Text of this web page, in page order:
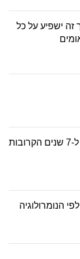
זה ישפיע על כל
כוכב אורנוס בתאומים – תחזית ל-7 שנים הקרובות
הנומרולוגיה